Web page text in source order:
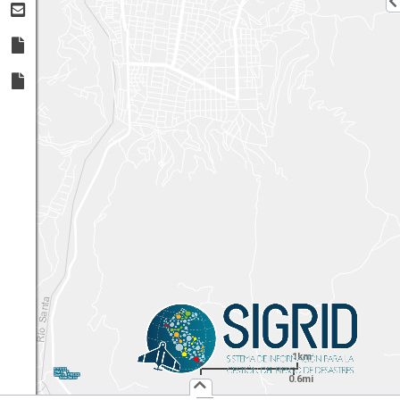
1:36,112
UTM
X:
Y:
Usuario :
PUBLICO
Iniciar Sesión
1km
0.6mi